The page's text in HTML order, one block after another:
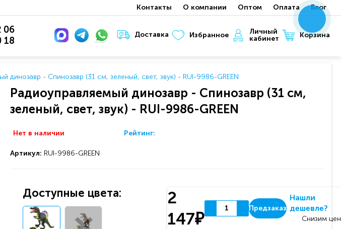
Контакты О компании Оптом Оплата Блог
06
18
Доставка Избранное
Личный
кабинет
Корзина
динозавр - Спинозавр (31 см, зеленый, свет, звук) - RUI-9986-GREEN
Радиоуправляемый динозавр - Спинозавр (31 см,
зеленый, свет, звук) - RUI-9986-GREEN
Нет в наличии Рейтинг:
Артикул: RUI-9986-GREEN
Доступные цвета:
2
147₽
Предзаказ
Нашли
дешевле?
Снизим
xxx